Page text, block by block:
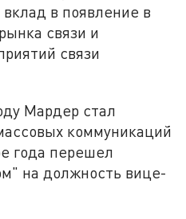
в появление в
связи и
связи
Мардер стал
коммуникаций
года перешел
на должность вице-